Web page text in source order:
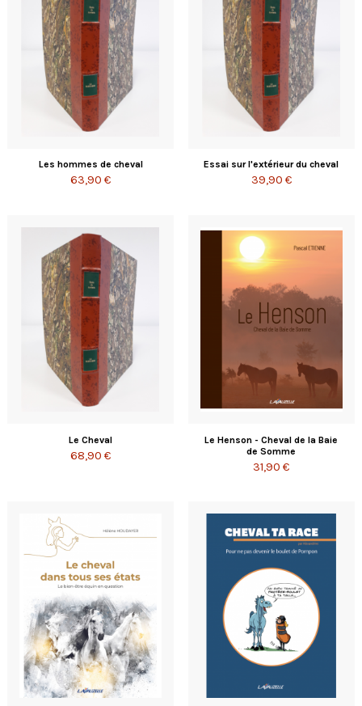
Les hommes de cheval
63,90 €
Essai sur l'extérieur du cheval
39,90 €
Le Cheval
68,90 €
Le Henson - Cheval de la Baie
de Somme
31,90 €